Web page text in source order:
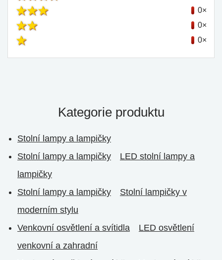
0×
0×
0×
Kategorie produktu
Stolní lampy a lampičky
Stolní lampy a lampičky
LED stolní lampy a
lampičky
Stolní lampy a lampičky
Stolní lampičky v
moderním stylu
Venkovní osvětlení a svítidla
LED osvětlení
venkovní a zahradní